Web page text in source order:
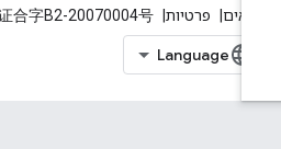
פרטיות ICP证合字B2-20070004号